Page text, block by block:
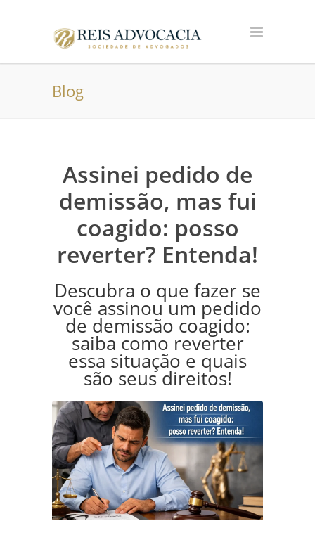
Blog
Assinei pedido de
demissão, mas fui
coagido: posso
reverter? Entenda!
Descubra o que fazer se
você assinou um pedido
de demissão coagido:
saiba como reverter
essa situação e quais
são seus direitos!